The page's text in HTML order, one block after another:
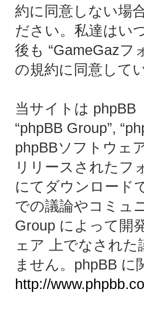
約に同意しない場
ださい。私達はい
後も “GameGazフ
の規約に同意して
当サイトは phpBB
“phpBB Group”,
phpBBソフトウェ
リリースされたフ
にてダウンロード
での議論やコミュ
Group によって開
ェア 上でなされ
ません。phpBB
http://